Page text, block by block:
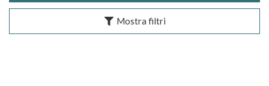
Mostra filtri